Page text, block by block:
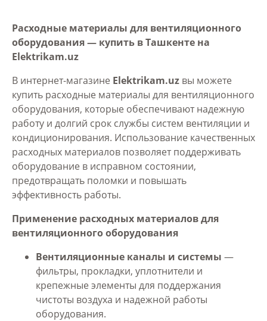
Расходные материалы для вентиляционного
оборудования — купить в Ташкенте на
Elektrikam.uz
В интернет-магазине Elektrikam.uz вы можете
купить расходные материалы для вентиляционного
оборудования, которые обеспечивают надежную
работу и долгий срок службы систем вентиляции и
кондиционирования. Использование качественных
расходных материалов позволяет поддерживать
оборудование в исправном состоянии,
предотвращать поломки и повышать
эффективность работы.
Применение расходных материалов для
вентиляционного оборудования
Вентиляционные каналы и системы —
фильтры, прокладки, уплотнители и
крепежные элементы для поддержания
чистоты воздуха и надежной работы
оборудования.